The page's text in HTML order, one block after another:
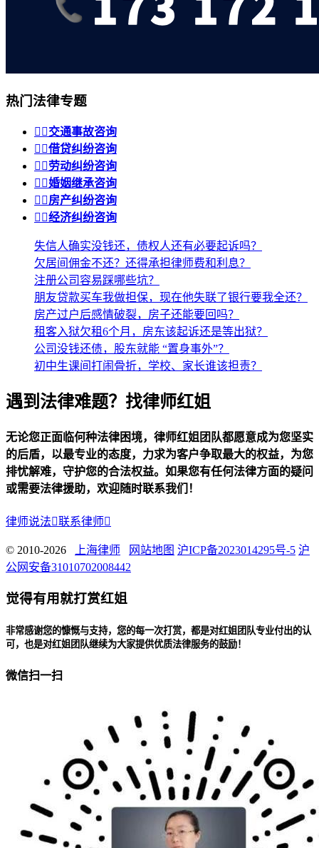
热门法律专题
 交通事故咨询
 借贷纠纷咨询
 劳动纠纷咨询
 婚姻继承咨询
 房产纠纷咨询
 经济纠纷咨询
失信人确实没钱还，债权人还有必要起诉吗？
欠居间佣金不还？还得承担律师费和利息？
注册公司容易踩哪些坑？
朋友贷款买车我做担保，现在他失联了银行要我全还？
房产过户后感情破裂，房子还能要回吗？
租客入狱欠租6个月，房东该起诉还是等出狱？
公司没钱还债，股东就能 “置身事外”？
初中生课间打闹骨折，学校、家长谁该担责？
遇到法律难题？找律师红姐
无论您正面临何种法律困境，律师红姐团队都愿意成为您坚实
的后盾，以最专业的态度，力求为客户争取最大的权益，为您
排忧解难，守护您的合法权益。如果您有任何法律方面的疑问
或需要法律援助，欢迎随时联系我们！
律师说法联系律师
© 2010-2026 上海律师 网站地图 沪ICP备2023014295号-5 沪
公网安备31010702008442
觉得有用就打赏红姐
非常感谢您的慷慨与支持，您的每一次打赏，都是对红姐团队专业付出的认
可，也是对红姐团队继续为大家提供优质法律服务的鼓励！
微信扫一扫